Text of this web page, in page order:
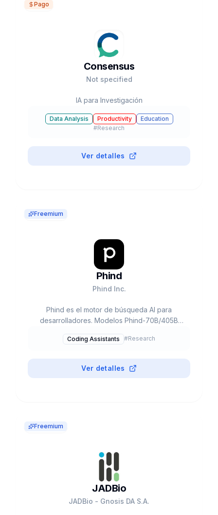
Pago
Consensus
Not specified
IA para Investigación
Data Analysis Productivity
Education
#Research
Ver detalles
Freemium
Phind
Phind Inc.
Phind es el motor de búsqueda AI para
desarrolladores. Modelos Phind-70B/405B
Free tier generoso, Pro $20/mes. YC S22,
Coding Assistants #Research
Ver detalles
Freemium
JADBio
JADBio - Gnosis DA S.A.